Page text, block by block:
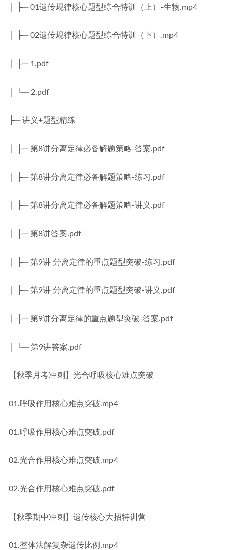
│ ├─ 01遗传规律核心题型综合特训（上）-生物.mp4
│ ├─ 02遗传规律核心题型综合特训（下）.mp4
│ ├─ 1.pdf
│ └─ 2.pdf
├─ 讲义+题型精练
│ ├─ 第8讲分离定律必备解题策略-答案.pdf
│ ├─ 第8讲分离定律必备解题策略-练习.pdf
│ ├─ 第8讲分离定律必备解题策略-讲义.pdf
│ ├─ 第8讲答案.pdf
│ ├─ 第9讲 分离定律的重点题型突破-练习.pdf
│ ├─ 第9讲 分离定律的重点题型突破-讲义.pdf
│ ├─ 第9讲分离定律的重点题型突破-答案.pdf
│ └─ 第9讲答案.pdf
【秋季月考冲刺】光合呼吸核心难点突破
01.呼吸作用核心难点突破.mp4
01.呼吸作用核心难点突破.pdf
02.光合作用核心难点突破.mp4
02.光合作用核心难点突破.pdf
【秋季期中冲刺】遗传核心大招特训营
01.整体法解复杂遗传比例.mp4